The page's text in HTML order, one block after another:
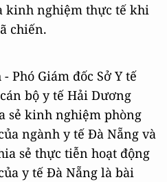
kinh nghiệm thực tế khi
chiến.
Phó Giám đốc Sở Y tế
bộ y tế Hải Dương
sẻ kinh nghiệm phòng
ngành y tế Đà Nẵng và
sẻ thực tiễn hoạt động
y tế Đà Nẵng là bài